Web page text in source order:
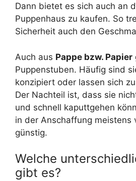
Dann bietet es sich auch an
Puppenhaus zu kaufen. So
Sicherheit auch den
Auch aus Pappe bzw. Papier
Puppenstuben. Häufig sind
konzipiert oder lassen sich
Der Nachteil ist, dass sie
und schnell kaputtgehen
in der Anschaffung meistens
günstig.
Welche
gibt es?